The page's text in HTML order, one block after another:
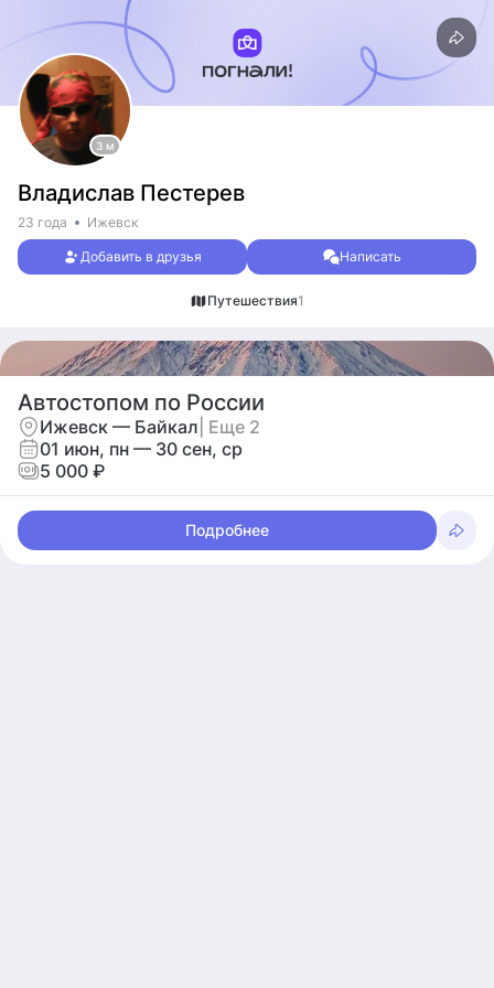
3 м
Владислав Пестерев
23 года Ижевск
Добавить в друзья Написать
Путешествия1
Автостопом по России
Ижевск — Байкал | Еще 2
01 июн, пн — 30 сен, ср
5 000 ₽
Подробнее